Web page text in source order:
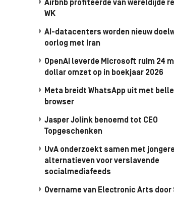
Airbnb profiteerde van wereldijde
WK
AI-datacenters worden nieuw
oorlog met Iran
OpenAI leverde Microsoft ruim 24
dollar omzet op in boekjaar 2026
Meta breidt WhatsApp uit met
browser
Jasper Jolink benoemd tot CEO
Topgeschenken
UvA onderzoekt samen met
alternatieven voor verslavende
socialmediafeeds
Overname van Electronic Arts door